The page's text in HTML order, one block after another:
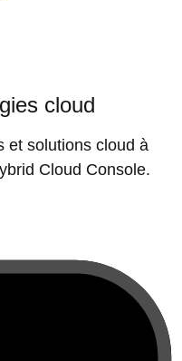
cloud
et solutions cloud à
Cloud Console.